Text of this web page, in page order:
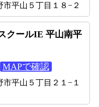
市平山５丁目１８−２
クールIE 平山南平
MAPで確認
市平山５丁目２１−１